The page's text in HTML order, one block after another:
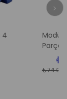
Modüler Oyun
₺74.999,00